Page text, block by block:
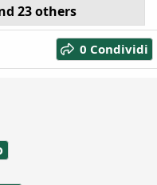
23 others
0 Condividi